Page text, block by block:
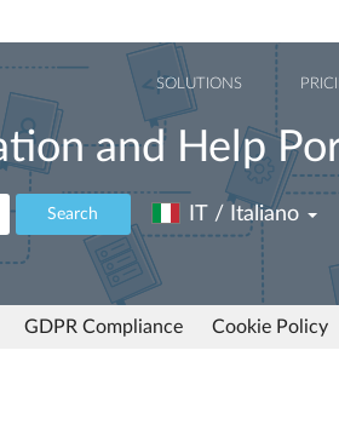
SOLUTIONS
and Help
Search IT / Italiano
GDPR Compliance Cookie Policy